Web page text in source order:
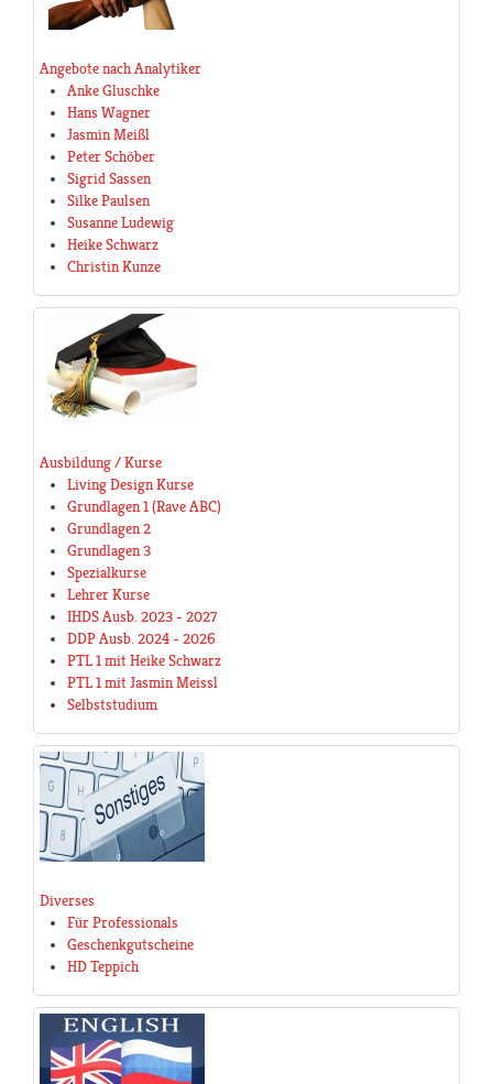
Angebote nach Analytiker
Anke Gluschke
Hans Wagner
Jasmin Meißl
Peter Schöber
Sigrid Sassen
Silke Paulsen
Susanne Ludewig
Heike Schwarz
Christin Kunze
Ausbildung / Kurse
Living Design Kurse
Grundlagen 1 (Rave ABC)
Grundlagen 2
Grundlagen 3
Spezialkurse
Lehrer Kurse
IHDS Ausb. 2023 - 2027
DDP Ausb. 2024 - 2026
PTL 1 mit Heike Schwarz
PTL 1 mit Jasmin Meissl
Selbststudium
Diverses
Für Professionals
Geschenkgutscheine
HD Teppich